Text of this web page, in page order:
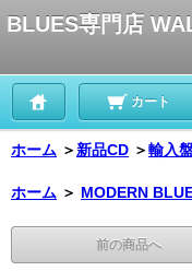
BLUES専門店
カート
ホーム ＞ 新品CD ＞輸入
ホーム ＞ MODERN
前の商品へ